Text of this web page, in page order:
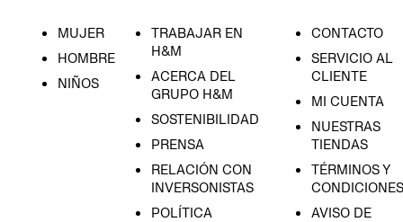
MUJER
HOMBRE
NIÑOS
TRABAJAR EN
H&M
ACERCA DEL
GRUPO H&M
SOSTENIBILIDAD
PRENSA
RELACIÓN CON
INVERSONISTAS
POLÍTICA
CONTACTO
SERVICIO AL
CLIENTE
MI CUENTA
NUESTRAS
TIENDAS
TÉRMINOS Y
CONDICIONES
AVISO DE